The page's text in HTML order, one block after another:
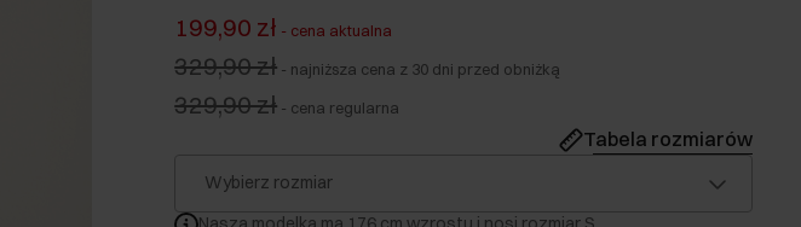
199,90 zł - cena aktualna
329,90 zł - najniższa cena z 30 dni przed obniżką
329,90 zł - cena regularna
Tabela rozmiarów
Wybierz rozmiar